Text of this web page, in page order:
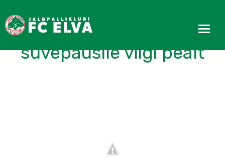
Esindus läheb
suvepausile viigi pealt